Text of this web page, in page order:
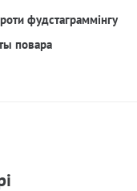
фудстаграммінгу
повара